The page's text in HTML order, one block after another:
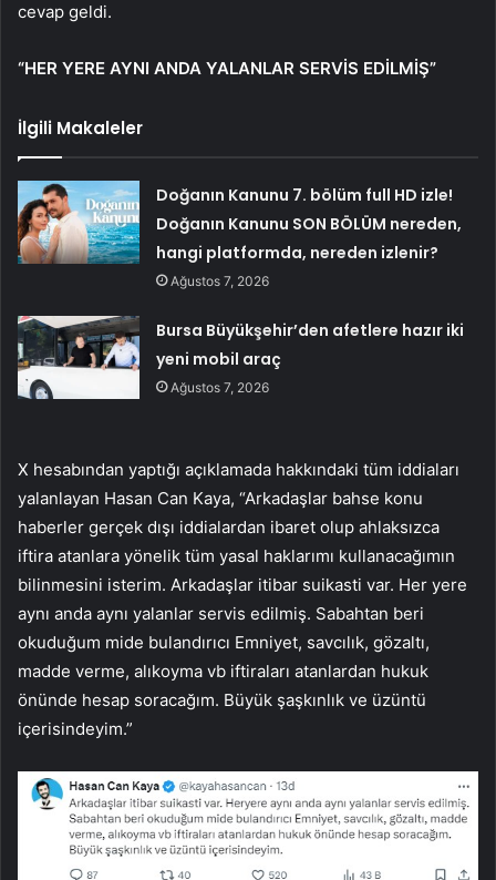
cevap geldi.
“HER YERE AYNI ANDA YALANLAR SERVİS EDİLMİŞ”
İlgili Makaleler
Doğanın Kanunu 7. bölüm full HD izle!
Doğanın Kanunu SON BÖLÜM nereden,
hangi platformda, nereden izlenir?
Ağustos 7, 2026
Bursa Büyükşehir’den afetlere hazır iki
yeni mobil araç
Ağustos 7, 2026
X hesabından yaptığı açıklamada hakkındaki tüm iddiaları
yalanlayan Hasan Can Kaya, “Arkadaşlar bahse konu
haberler gerçek dışı iddialardan ibaret olup ahlaksızca
iftira atanlara yönelik tüm yasal haklarımı kullanacağımın
bilinmesini isterim. Arkadaşlar itibar suikasti var. Her yere
aynı anda aynı yalanlar servis edilmiş. Sabahtan beri
okuduğum mide bulandırıcı Emniyet, savcılık, gözaltı,
madde verme, alıkoyma vb iftiraları atanlardan hukuk
önünde hesap soracağım. Büyük şaşkınlık ve üzüntü
içerisindeyim.”